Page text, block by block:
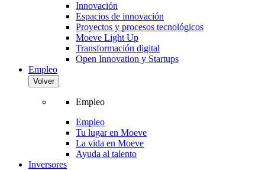
Innovación
Espacios de innovación
Proyectos y procesos tecnológicos
Moeve Light Up
Transformación digital
Open Innovation y Startups
Empleo
Volver
Empleo
Empleo
Tu lugar en Moeve
La vida en Moeve
Ayuda al talento
Inversores